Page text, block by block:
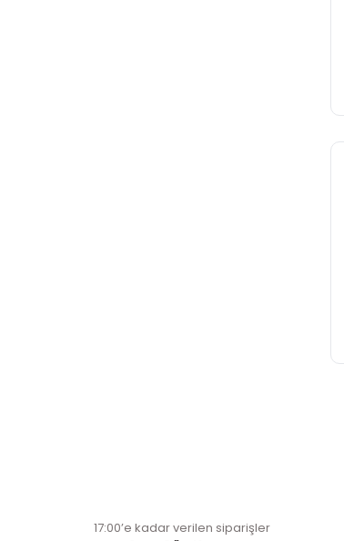
17:00’e kadar verilen siparişler